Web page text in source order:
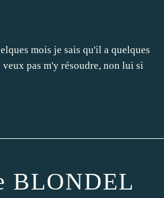
mois je sais qu'il a quelques
veux pas m'y résoudre, non lui si
BLONDEL